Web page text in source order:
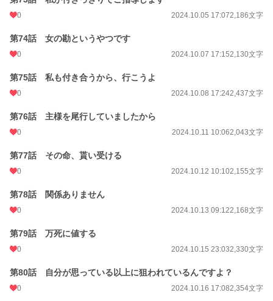
0 2024.10.05 17:072,186文字
第74話 女の勘というやつです
0 2024.10.07 17:152,130文字
第75話 私も付き合うから、行こうよ
0 2024.10.08 17:242,437文字
第76話 主様を尾行していましたから
0 2024.10.11 10:062,043文字
第77話 その命、貰い受ける
0 2024.10.12 10:102,155文字
第78話 関係ありません
0 2024.10.13 09:122,168文字
第79話 万死に値する
0 2024.10.15 23:032,330文字
第80話 自分が思っている以上に狙われているんですよ？
0 2024.10.16 17:082,354文字